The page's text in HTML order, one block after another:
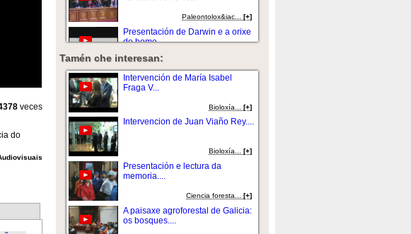
veces
do
Paleontolox&iac...[+]
Presentación de Darwin e a orixe
do home....
Darwin, Haydn, Mendelssohn -
Tres aniversarios....
Biografí...[+]
Intervención de Jose María Fraga
Paleontolox&iac...[+]
Intervención de Román Vilas
Peteiro....
Paleontolox&iac...[+]
Presentación de Fronteiras e
controversias da...
Tamén che interesan:
Intervención de María Isabel
Fraga V...
Bioloxí­a...[+]
Intervencion de Juan Viaño Rey....
Bioloxí­a... [+]
Presentación e lectura da
memoria....
Ciencia foresta...[+]
A paisaxe agroforestal de Galicia:
os bosques....